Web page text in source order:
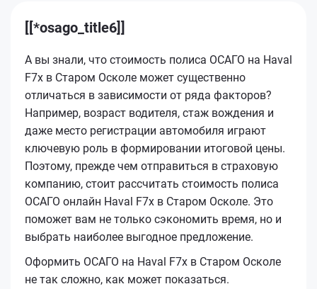
[[*osago_title6]]
А вы знали, что стоимость полиса ОСАГО на Haval
F7x в Старом Осколе может существенно
отличаться в зависимости от ряда факторов?
Например, возраст водителя, стаж вождения и
даже место регистрации автомобиля играют
ключевую роль в формировании итоговой цены.
Поэтому, прежде чем отправиться в страховую
компанию, стоит рассчитать стоимость полиса
ОСАГО онлайн Haval F7x в Старом Осколе. Это
поможет вам не только сэкономить время, но и
выбрать наиболее выгодное предложение.
Оформить ОСАГО на Haval F7x в Старом Осколе
не так сложно, как может показаться.